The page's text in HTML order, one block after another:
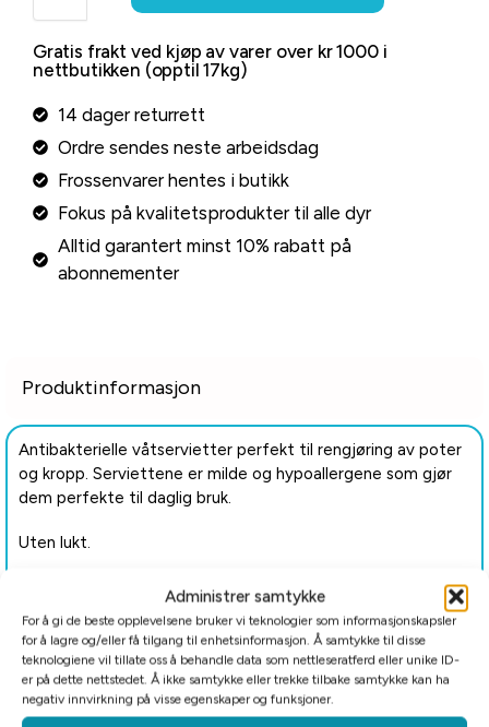
Administrer samtykke
For å gi de beste opplevelsene bruker vi teknologier som informasjonskapsler
for å lagre og/eller få tilgang til enhetsinformasjon. Å samtykke til disse
teknologiene vil tillate oss å behandle data som nettleseratferd eller unike ID-
er på dette nettstedet. Å ikke samtykke eller trekke tilbake samtykke kan ha
negativ innvirkning på visse egenskaper og funksjoner.
Gratis frakt ved kjøp av varer over kr 1000 i
nettbutikken (opptil 17kg)
14 dager returrett
Ordre sendes neste arbeidsdag
Frossenvarer hentes i butikk
Fokus på kvalitetsprodukter til alle dyr
Alltid garantert minst 10% rabatt på
abonnementer
Produktinformasjon
Antibakterielle våtservietter perfekt til rengjøring av poter
og kropp. Serviettene er milde og hypoallergene som gjør
dem perfekte til daglig bruk.
Uten lukt.
Tilleggsinformasjon
Relaterte produkter